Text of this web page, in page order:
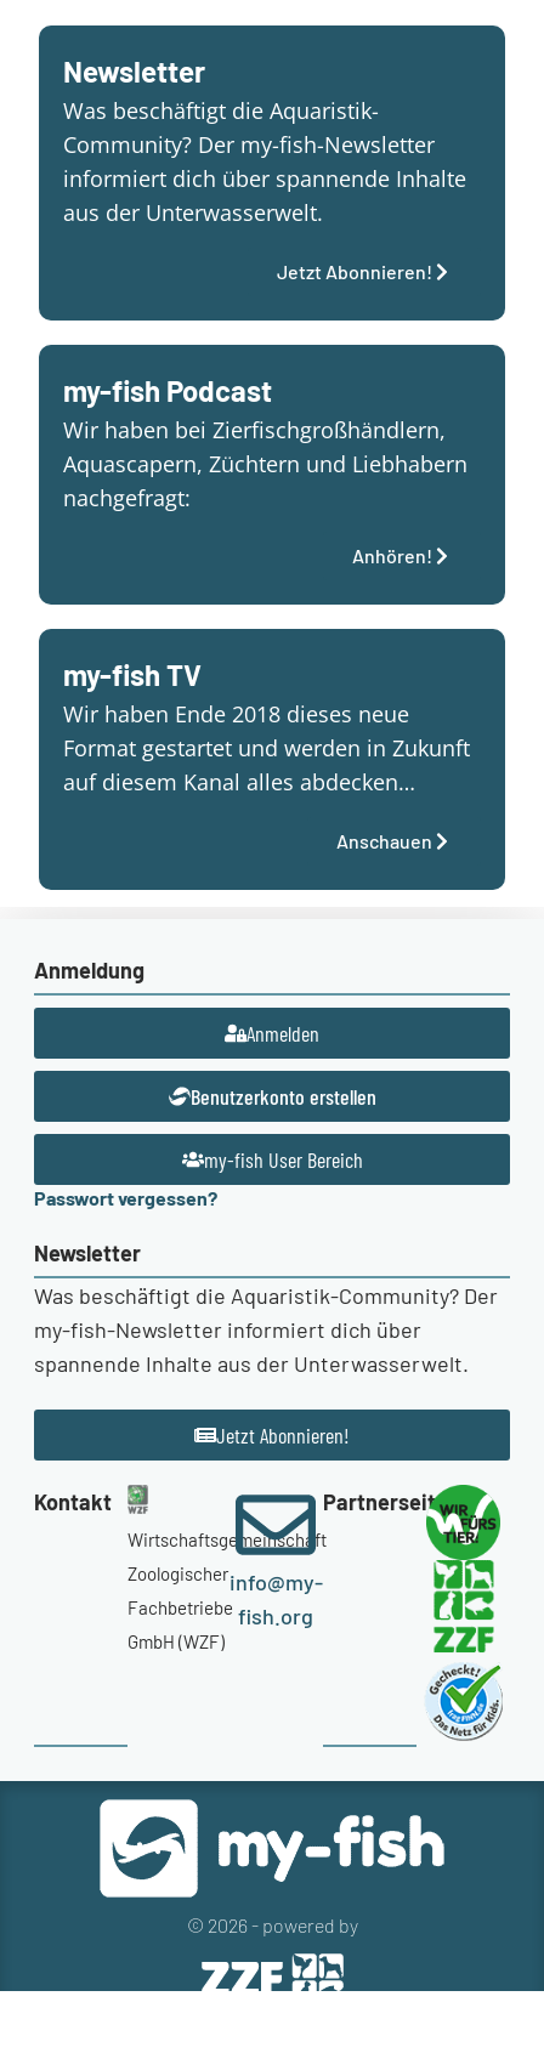
Newsletter
Was beschäftigt die Aquaristik-
Community? Der my-fish-Newsletter
informiert dich über spannende Inhalte
aus der Unterwasserwelt.
Jetzt Abonnieren!
my-fish Podcast
Wir haben bei Zierfischgroßhändlern,
Aquascapern, Züchtern und Liebhabern
nachgefragt:
Anhören!
my-fish TV
Wir haben Ende 2018 dieses neue
Format gestartet und werden in Zukunft
auf diesem Kanal alles abdecken…
Anschauen
Anmeldung
Anmelden
Benutzerkonto erstellen
my-fish User Bereich
Passwort vergessen?
Newsletter
Was beschäftigt die Aquaristik-Community? Der
my-fish-Newsletter informiert dich über
spannende Inhalte aus der Unterwasserwelt.
Jetzt Abonnieren!
Kontakt
Wirtschaftsgemeinschaft
Zoologischer
Fachbetriebe
GmbH (WZF)
info@my-
fish.org
Partnerseiten
© 2026 - powered by